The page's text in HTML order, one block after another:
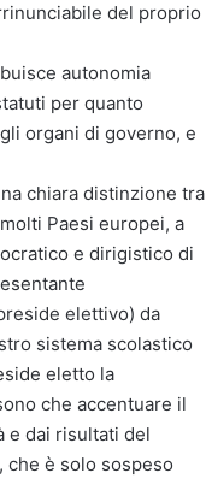
del proprio
autonomia
per quanto
organi di governo, e
chiara distinzione tra
Paesi europei, a
e dirigistico di
elettivo) da
sistema scolastico
eletto la
che accentuare il
e dai risultati del
che è solo sospeso